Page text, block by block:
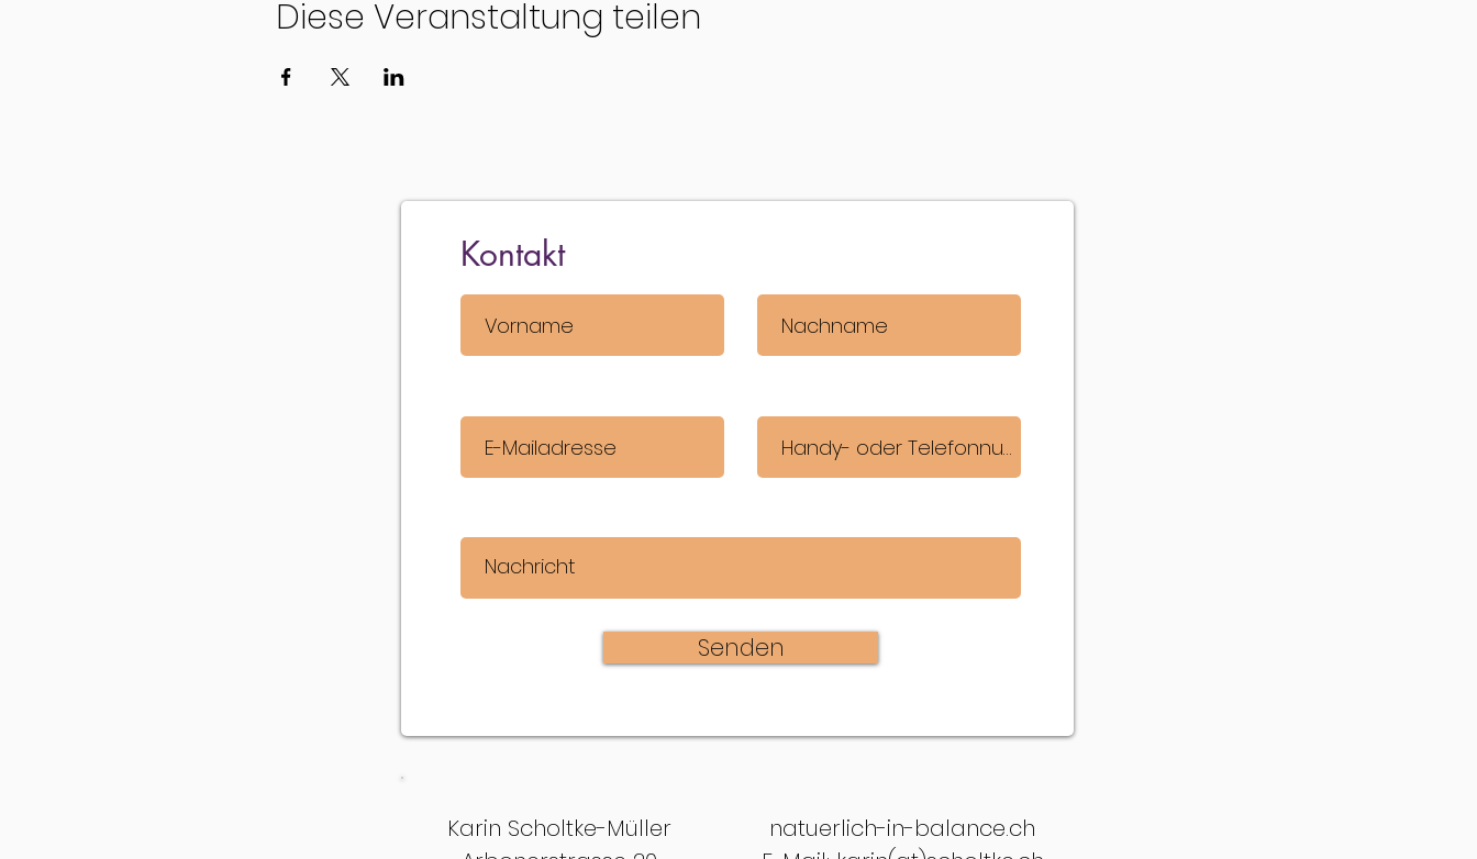
Liebe Grüsse
Diese Veranstaltung teilen
Kontakt
Senden
Karin Scholtke-Müller
natuerlich-in-balance.ch